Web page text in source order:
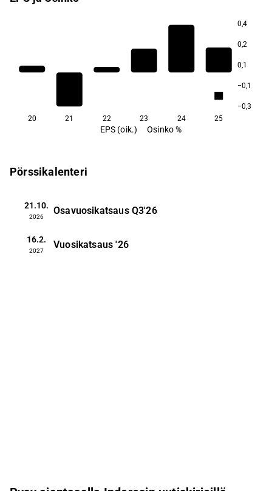
0,4
0,2
0,1
−0,1
−0,3
3,5
20 21 22 23 24 25
EPS (oik.) Osinko %
Pörssikalenteri
21.10.
2026
Osavuosikatsaus Q3'26
16.2.
2027
Vuosikatsaus '26